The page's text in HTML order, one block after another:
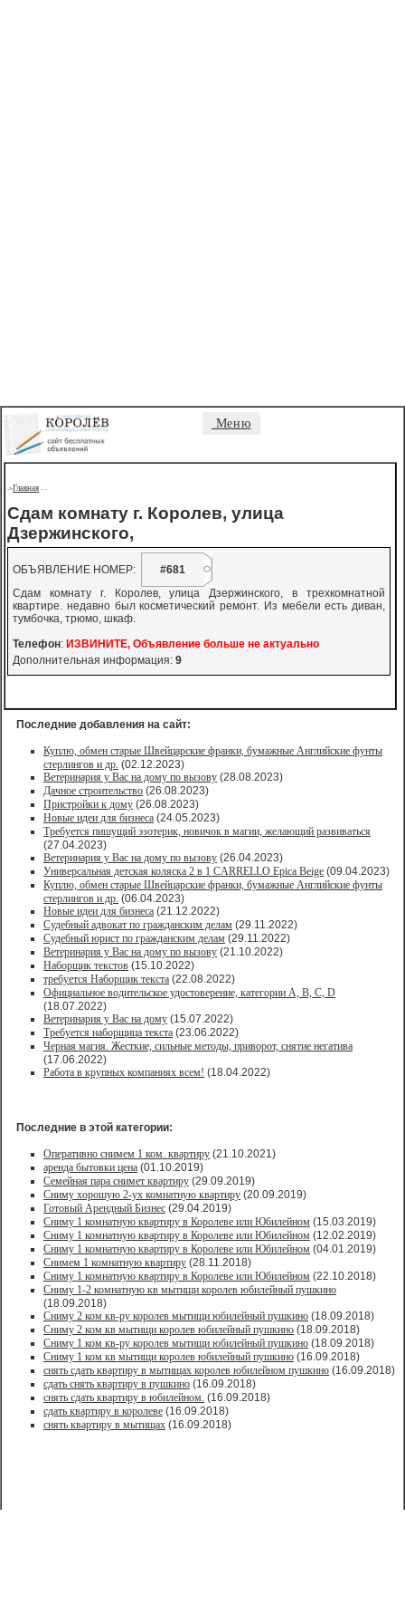
Меню
->Главная - -
Сдам комнату г. Королев, улица
Дзержинского,
ОБЪЯВЛЕНИЕ НОМЕР:
#681
Сдам комнату г. Королев, улица Дзержинского, в трехкомнатной
квартире. недавно был косметический ремонт. Из мебели есть диван,
тумбочка, трюмо, шкаф.
Телефон: ИЗВИНИТЕ, Объявление больше не актуально
Дополнительная информация: 9
Последние добавления на сайт:
Куплю, обмен старые Швейцарские франки, бумажные Английские фунты
стерлингов и др. (02.12.2023)
Ветеринария у Вас на дому по вызову (28.08.2023)
Дачное строительство (26.08.2023)
Пристройки к дому (26.08.2023)
Новые идеи для бизнеса (24.05.2023)
Требуется пишущий эзотерик, новичок в магии, желающий развиваться
(27.04.2023)
Ветеринария у Вас на дому по вызову (26.04.2023)
Универсальная детская коляска 2 в 1 CARRELLO Epica Beige (09.04.2023)
Куплю, обмен старые Швейцарские франки, бумажные Английские фунты
стерлингов и др. (06.04.2023)
Новые идеи для бизнеса (21.12.2022)
Судебный адвокат по гражданским делам (29.11.2022)
Судебный юрист по гражданским делам (29.11.2022)
Ветеринария у Вас на дому по вызову (21.10.2022)
Наборщик текстов (15.10.2022)
требуется Наборщик текста (22.08.2022)
Официальное водительское удостоверение, категории A, B, C, D
(18.07.2022)
Ветеринария у Вас на дому (15.07.2022)
Требуется наборщица текста (23.06.2022)
Черная магия. Жесткие, сильные методы, приворот, снятие негатива
(17.06.2022)
Работа в крупных компаниях всем! (18.04.2022)
Последние в этой категории:
Оперативно снимем 1 ком. квартиру (21.10.2021)
аренда бытовки цена (01.10.2019)
Семейная пара снимет квартиру (29.09.2019)
Сниму хорошую 2-ух комнатную квартиру (20.09.2019)
Готовый Арендный Бизнес (29.04.2019)
Сниму 1 комнатную квартиру в Королеве или Юбилейном (15.03.2019)
Сниму 1 комнатную квартиру в Королеве или Юбилейном (12.02.2019)
Сниму 1 комнатную квартиру в Королеве или Юбилейном (04.01.2019)
Снимем 1 комнатную квартиру (28.11.2018)
Сниму 1 комнатную квартиру в Королеве или Юбилейном (22.10.2018)
Сниму 1-2 комнатную кв мытищи королев юбилейный пушкино
(18.09.2018)
Сниму 2 ком кв-ру королев мытищи юбилейный пушкино (18.09.2018)
Сниму 2 ком кв мытищи королев юбилейный пушкино (18.09.2018)
Сниму 1 ком кв-ру королев мытищи юбилейный пушкино (18.09.2018)
Сниму 1 ком кв мытищи королев юбилейный пушкино (16.09.2018)
снять сдать квартиру в мытищах королев юбилейном пушкино (16.09.2018)
сдать снять квартиру в пушкино (16.09.2018)
снять сдать квартиру в юбилейном. (16.09.2018)
сдать квартиру в королеве (16.09.2018)
снять квартиру в мытищах (16.09.2018)